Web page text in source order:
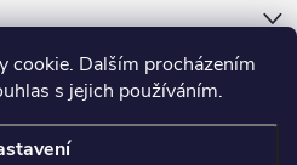
cookie. Dalším procházením
s jejich používáním.